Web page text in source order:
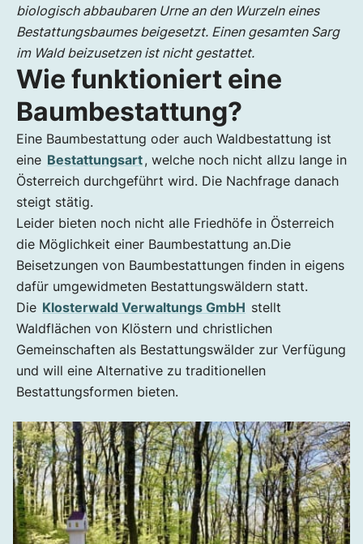
biologisch abbaubaren Urne an den Wurzeln eines
Bestattungsbaumes beigesetzt. Einen gesamten Sarg
im Wald beizusetzen ist nicht gestattet.
Wie funktioniert eine
Baumbestattung?
Eine Baumbestattung oder auch Waldbestattung ist
eine Bestattungsart, welche noch nicht allzu lange in
Österreich durchgeführt wird. Die Nachfrage danach
steigt stätig.
Leider bieten noch nicht alle Friedhöfe in Österreich
die Möglichkeit einer Baumbestattung an.Die
Beisetzungen von Baumbestattungen finden in eigens
dafür umgewidmeten Bestattungswäldern statt.
Die Klosterwald Verwaltungs GmbH stellt
Waldflächen von Klöstern und christlichen
Gemeinschaften als Bestattungswälder zur Verfügung
und will eine Alternative zu traditionellen
Bestattungsformen bieten.